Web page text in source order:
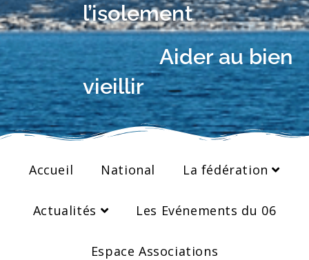
l’isolement
Aider au bien
vieillir
Accueil National La fédération
Actualités Les Evénements du 06
Espace Associations